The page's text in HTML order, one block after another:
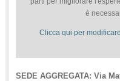
è
Clicca qui per
SEDE AGGREGATA: Via